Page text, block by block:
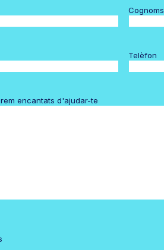
Cognoms
Telèfon
encantats d'ajudar-te